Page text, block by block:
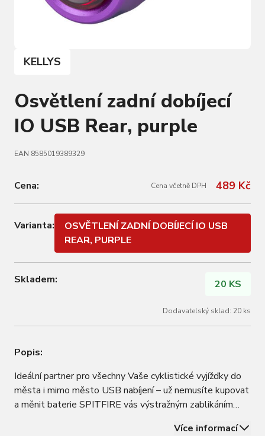
KELLYS
Osvětlení zadní dobíjecí
IO USB Rear, purple
EAN 8585019389329
Cena: Cena včetně DPH 489 Kč
Varianta:
OSVĚTLENÍ ZADNÍ DOBÍJECÍ IO USB
REAR, PURPLE
Skladem: 20 KS
Dodavatelský sklad: 20 ks
Popis:
Ideální partner pro všechny Vaše cyklistické vyjížďky do
města i mimo město USB nabíjení – už nemusíte kupovat
a měnit baterie SPITFIRE vás výstražným zablikáním
poslední režim svícení a po zapnutí používá právě ten
Více informací